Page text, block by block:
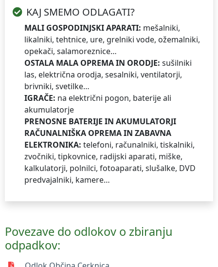
KAJ SMEMO ODLAGATI?
MALI GOSPODINJSKI APARATI: mešalniki,
likalniki, tehtnice, ure, grelniki vode, ožemalniki,
opekači, salamoreznice…
OSTALA MALA OPREMA IN ORODJE: sušilniki
las, električna orodja, sesalniki, ventilatorji,
brivniki, svetilke…
IGRAČE: na električni pogon, baterije ali
akumulatorje
PRENOSNE BATERIJE IN AKUMULATORJI
RAČUNALNIŠKA OPREMA IN ZABAVNA
ELEKTRONIKA: telefoni, računalniki, tiskalniki,
zvočniki, tipkovnice, radijski aparati, miške,
kalkulatorji, polnilci, fotoaparati, slušalke, DVD
predvajalniki, kamere…
Povezave do odlokov o zbiranju
odpadkov: